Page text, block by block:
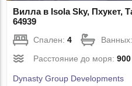
Вилла в Isola Sky, Пхукет,
64939
Спален:4
Расстояние до моря:
Dynasty Group Developments